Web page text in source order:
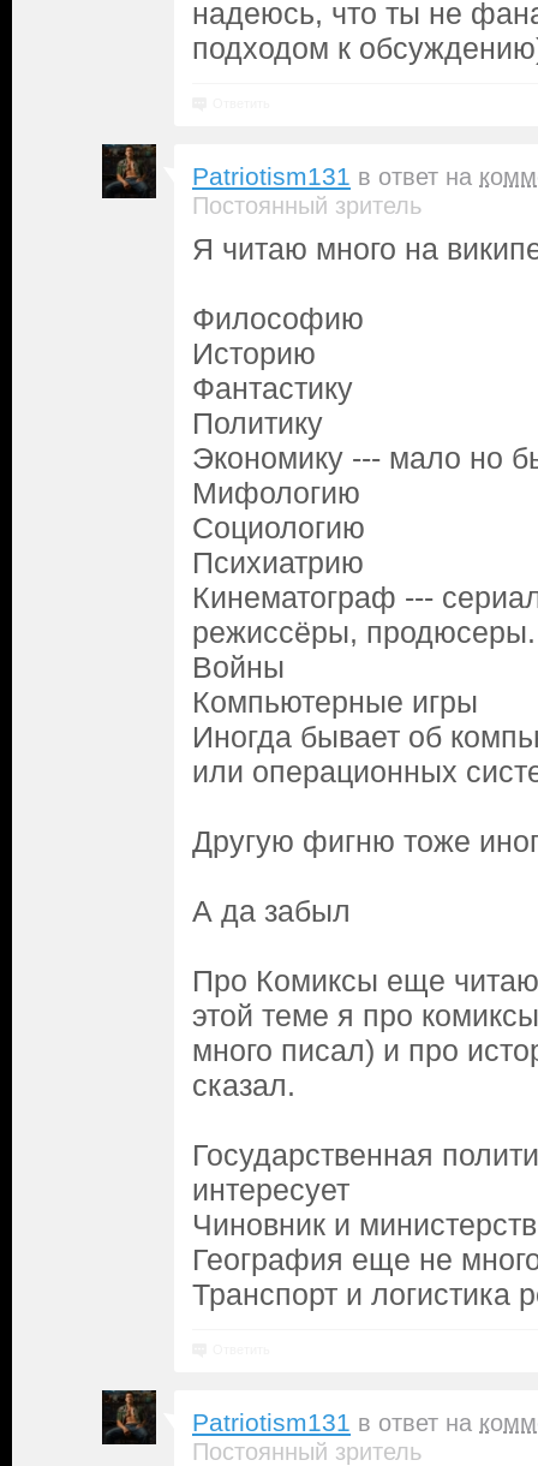
надеюсь, что ты не
подходом к
Patriotism131 в ответ на
Постоянный зритель
Я читаю много на
Философию
Историю
Фантастику
Политику
Экономику --- мало но
Мифологию
Социологию
Психиатрию
Кинематограф ---
режиссёры, продюсеры.
Войны
Компьютерные игры
Иногда бывает об
или операционных
Другую фигню тоже
А да забыл
Про Комиксы еще
этой теме я про
много писал) и про
сказал.
Государственная
интересует
Чиновник и
География еще не
Транспорт и логистика
Patriotism131 в ответ на
Постоянный зритель